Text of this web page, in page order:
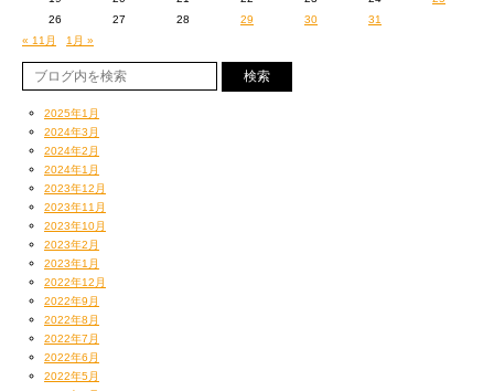
26
27 28 29 30
31
« 11月
1月 »
2025年1月
2024年3月
2024年2月
2024年1月
2023年12月
2023年11月
2023年10月
2023年2月
2023年1月
2022年12月
2022年9月
2022年8月
2022年7月
2022年6月
2022年5月